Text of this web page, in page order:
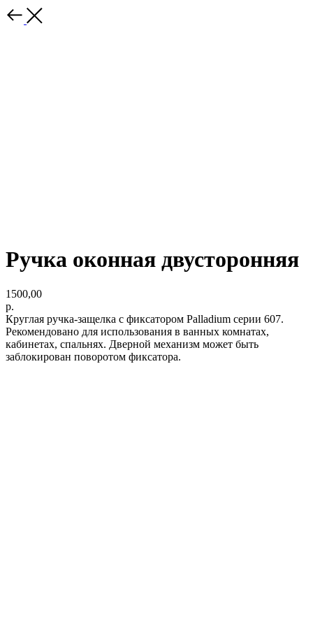
Ручка оконная двусторонняя
1500,00
р.
Круглая ручка-защелка с фиксатором Palladium серии 607.
Рекомендовано для использования в ванных комнатах,
кабинетах, спальнях. Дверной механизм может быть
заблокирован поворотом фиксатора.